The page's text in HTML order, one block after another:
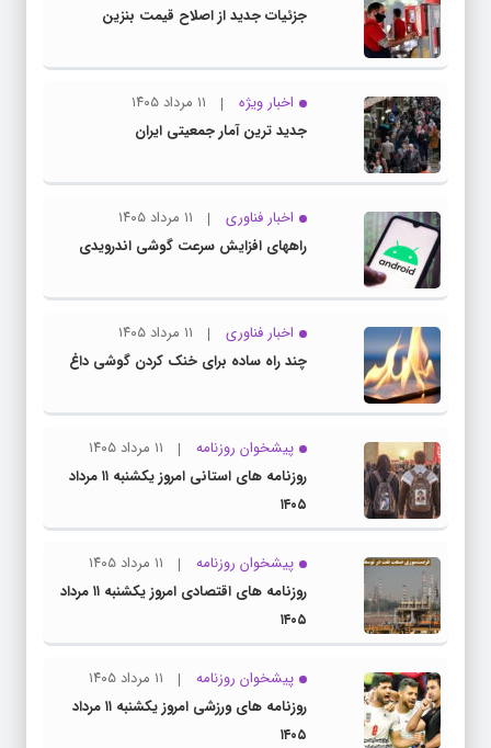
جزئیات جدید از اصلاح قیمت بنزین
اخبار ویژه
۱۱ مرداد ۱۴۰۵
جدید ترین آمار جمعیتی ایران
اخبار فناوری
۱۱ مرداد ۱۴۰۵
راههای افزایش سرعت گوشی اندرویدی
اخبار فناوری
۱۱ مرداد ۱۴۰۵
چند راه‌ ساده برای خنک کردن گوشی داغ
پیشخوان روزنامه
۱۱ مرداد ۱۴۰۵
روزنامه های استانی امروز یکشنبه ۱۱ مرداد
۱۴۰۵
پیشخوان روزنامه
۱۱ مرداد ۱۴۰۵
روزنامه های اقتصادی امروز یکشنبه ۱۱ مرداد
۱۴۰۵
پیشخوان روزنامه
۱۱ مرداد ۱۴۰۵
روزنامه های ورزشی امروز یکشنبه ۱۱ مرداد
۱۴۰۵